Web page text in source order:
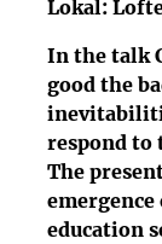
Lokal:
In the talk
good the
respond to
The
education